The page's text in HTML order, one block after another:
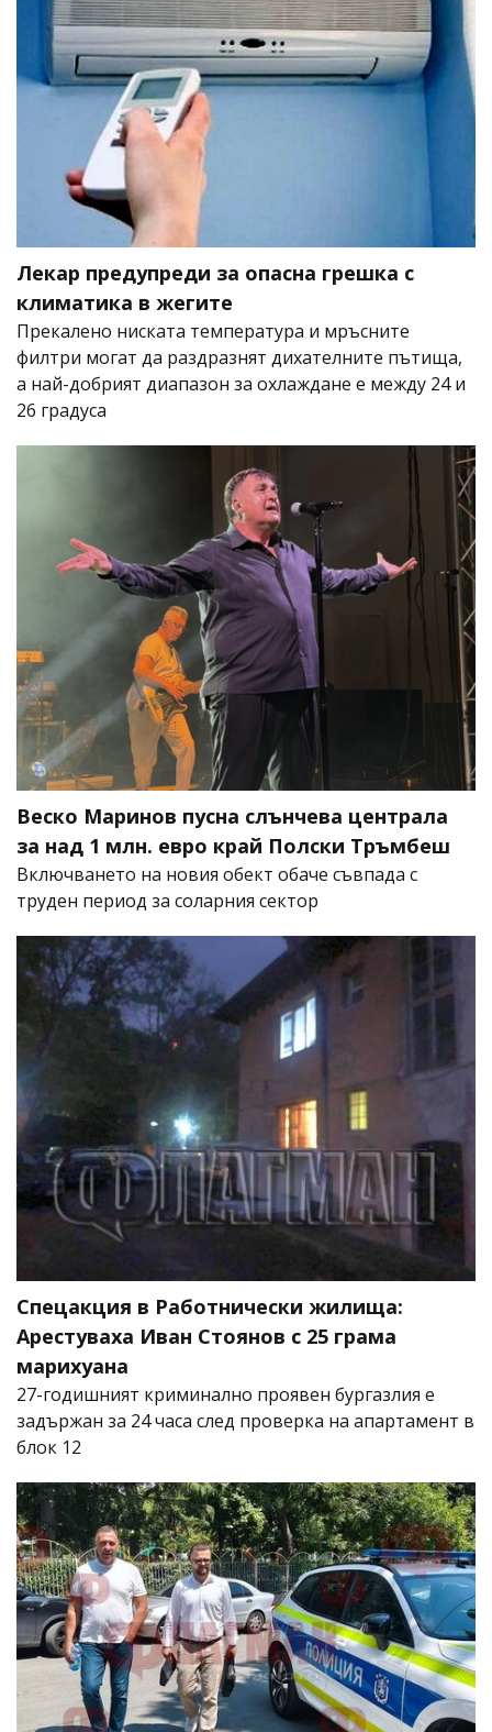
Лекар предупреди за опасна грешка с
климатика в жегите
Прекалено ниската температура и мръсните
филтри могат да раздразнят дихателните пътища,
а най-добрият диапазон за охлаждане е между 24 и
26 градуса
Веско Маринов пусна слънчева централа
за над 1 млн. евро край Полски Тръмбеш
Включването на новия обект обаче съвпада с
труден период за соларния сектор
Спецакция в Работнически жилища:
Арестуваха Иван Стоянов с 25 грама
марихуана
27-годишният криминално проявен бургазлия е
задържан за 24 часа след проверка на апартамент в
блок 12